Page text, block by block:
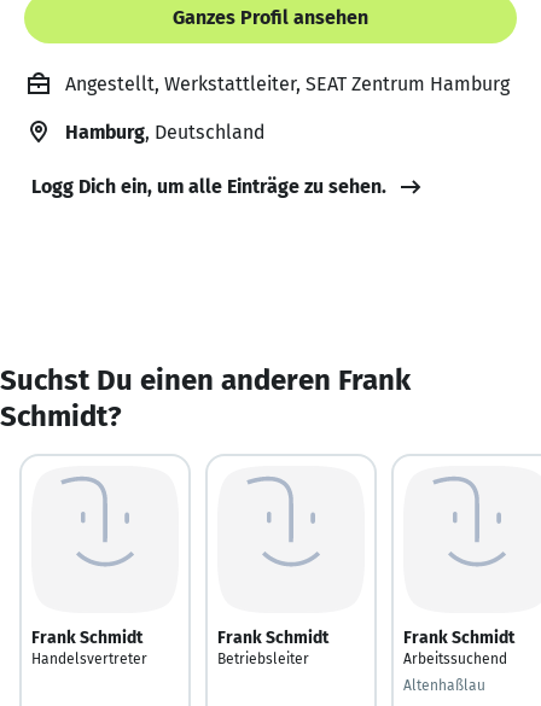
Ganzes Profil ansehen
Angestellt, Werkstattleiter, SEAT Zentrum Hamburg
Hamburg, Deutschland
Logg Dich ein, um alle Einträge zu sehen.
Suchst Du einen anderen Frank
Schmidt?
Frank Schmidt
Handelsvertreter
Frank Schmidt
Betriebsleiter
Frank Schmidt
Arbeitssuchend
Altenhaßlau